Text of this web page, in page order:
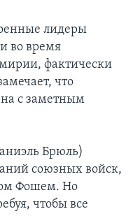
лидеры
во время
фактически
что
с заметным
Брюль)
союзных войск,
Фошем. Но
чтобы все